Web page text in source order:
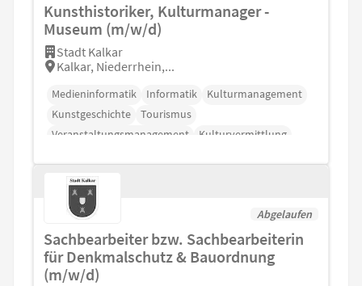
Kunsthistoriker, Kulturmanager -
Museum (m/w/d)
Stadt Kalkar
Kalkar, Niederrhein,...
Medieninformatik Informatik
Kulturmanagement
Kunstgeschichte
Tourismus
Veranstaltungsmanagement
Kulturvermittlung
Abgelaufen
Sachbearbeiter bzw. Sachbearbeiterin
für Denkmalschutz & Bauordnung
(m/w/d)